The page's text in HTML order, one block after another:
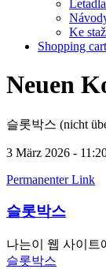
Letadla
Ke
Shopping cart
Neuen
슬롯박스 (nicht
3 März 2026 -
Permanenter Link
슬롯박스
나는이 웹 사이트
슬롯박스